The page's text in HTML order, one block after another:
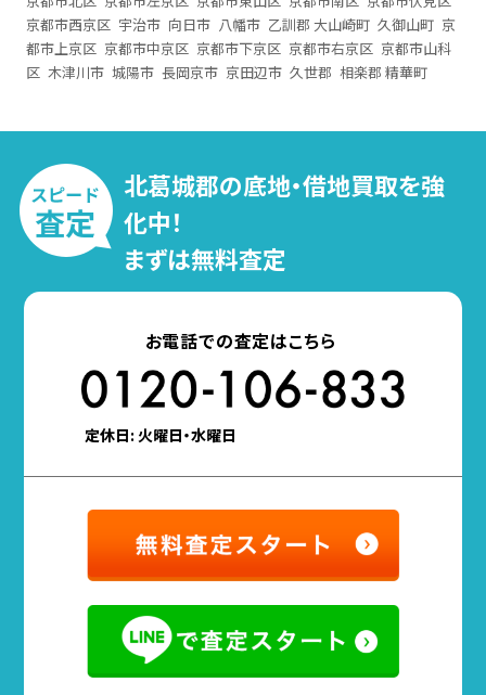
京都市西京区 宇治市 向日市 八幡市 乙訓郡 大山崎町 久御山町 京
都市上京区 京都市中京区 京都市下京区 京都市右京区 京都市山科
区 木津川市 城陽市 長岡京市 京田辺市 久世郡 相楽郡 精華町
北葛城郡の底地・借地買取を強
化中！
まずは無料査定
お電話での査定はこちら
定休日: 火曜日・水曜日